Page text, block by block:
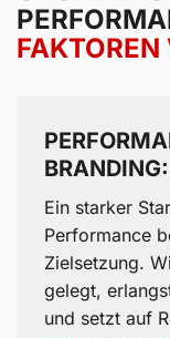
FAKTOREN
Ein starker
Performance
Zielsetzung.
gelegt,
und setzt auf